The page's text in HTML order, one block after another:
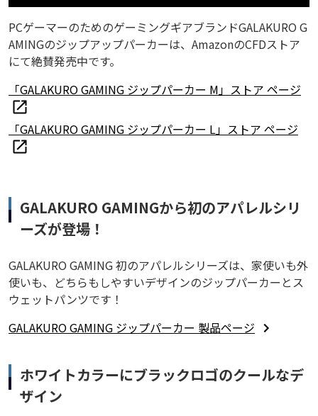
PCゲーマーのためのゲーミングギアブランドGALAKURO G
AMINGのジップアップパーカーは、AmazonのCFDストア
にて絶賛発売中です。
「GALAKURO GAMING ジップパーカー M」ストア ページ
「GALAKURO GAMING ジップパーカー L」ストア ページ
GALAKURO GAMINGから初のアパレルシリ
ーズが登場！
GALAKURO GAMING 初のアパレルシリーズは、家使いも外
使いも、どちらもしやすいデザインのジップパーカーとス
ウェットパンツです！
GALAKURO GAMING ジップパーカー 製品ページ
ホワイトカラーにブラックロゴのクールなデ
ザイン